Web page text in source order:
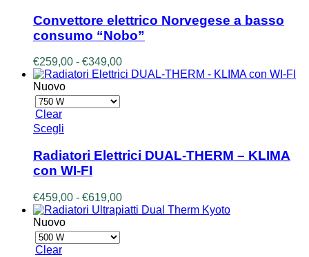
prodotto
ha
più
varianti.
Le
opzioni
possono
essere
scelte
prodotto
Convettore elettrico Norvegese a basso
consumo “Nobo”
€259,00 - €349,00Fascia
di
Nuovo
Clear
Scegli
ha
più
varianti.
opzioni
possono
essere
scelte
Radiatori Elettrici DUAL-THERM – KLIMA
con WI-FI
€459,00 - €619,00Fascia
di
Nuovo
Clear